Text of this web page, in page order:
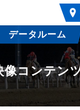
データルーム
像コンテン